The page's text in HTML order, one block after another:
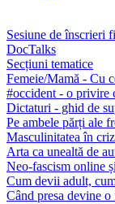
Sesiune de înscrieri
DocTalks
Secțiuni tematice
Femeie/Mamă - Cu
#occident - o privire
Dictaturi - ghid de
Pe ambele părți ale
Masculinitatea în
Arta ca unealtă de
Neo-fascism online
Cum devii adult,
Când presa devine